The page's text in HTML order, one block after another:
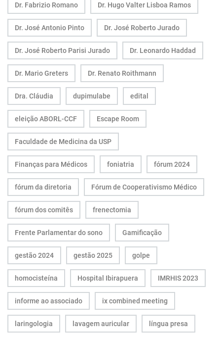
Dr. Fabrizio Romano Dr. Hugo Valter Lisboa Ramos
Dr. José Antonio Pinto Dr. José Roberto Jurado
Dr. José Roberto Parisi Jurado Dr. Leonardo Haddad
Dr. Mario Greters Dr. Renato Roithmann
Dra. Cláudia dupimulabe edital
eleição ABORL-CCF Escape Room
Faculdade de Medicina da USP
Finanças para Médicos foniatria fórum 2024
fórum da diretoria Fórum de Cooperativismo Médico
fórum dos comitês frenectomia
Frente Parlamentar do sono Gamificação
gestão 2024 gestão 2025 golpe
homocisteína Hospital Ibirapuera IMRHIS 2023
informe ao associado ix combined meeting
laringologia lavagem auricular língua presa